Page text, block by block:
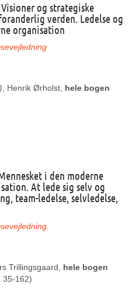
og strategiske
verden. Ledelse og
organisation
, Henrik Ørholst, hele bogen
i den moderne
At lede sig selv og
team-ledelse, selvledelse,
Trillingsgaard, hele bogen
35-162)